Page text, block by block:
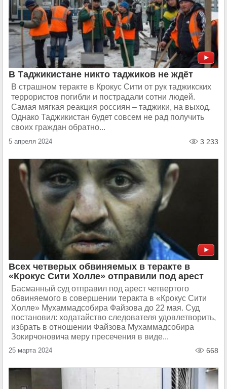
В Таджикистане никто таджиков не ждёт
В страшном теракте в Крокус Сити от рук таджикских
террористов погибли и пострадали сотни людей.
Самая мягкая реакция россиян – таджики, на выход.
Однако Таджикистан будет совсем не рад получить
своих граждан обратно...
5 апреля 2024 3 233
Всех четверых обвиняемых в теракте в
«Крокус Сити Холле» отправили под арест
Басманный суд отправил под арест четвертого
обвиняемого в совершении теракта в «Крокус Сити
Холле» Мухаммадсобира Файзова до 22 мая. Суд
постановил: ходатайство следователя удовлетворить,
избрать в отношении Файзова Мухаммадсобира
Зокирчоновича меру пресечения в виде...
25 марта 2024 668